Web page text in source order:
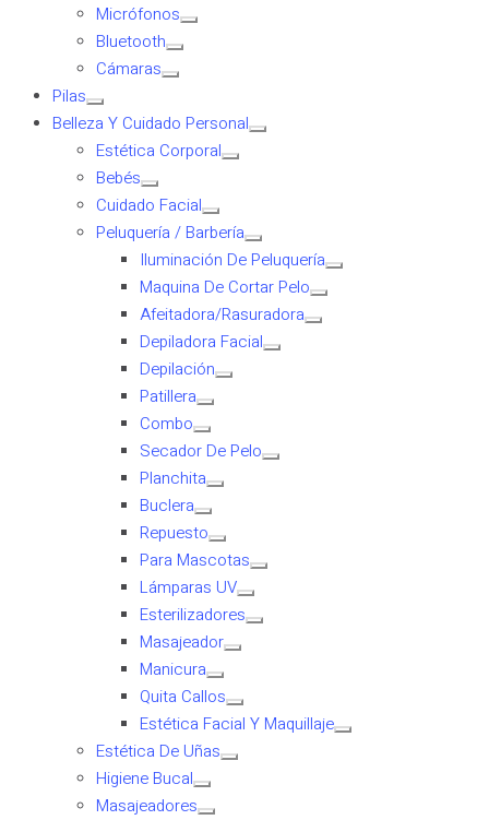
Micrófonos
Bluetooth
Cámaras
Pilas
Belleza Y Cuidado Personal
Estética Corporal
Bebés
Cuidado Facial
Peluquería / Barbería
Iluminación De Peluquería
Maquina De Cortar Pelo
Afeitadora/Rasuradora
Depiladora Facial
Depilación
Patillera
Combo
Secador De Pelo
Planchita
Buclera
Repuesto
Para Mascotas
Lámparas UV
Esterilizadores
Masajeador
Manicura
Quita Callos
Estética Facial Y Maquillaje
Estética De Uñas
Higiene Bucal
Masajeadores